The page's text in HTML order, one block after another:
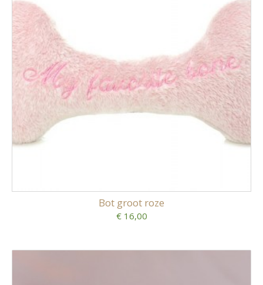
Bot groot roze
€ 16,00